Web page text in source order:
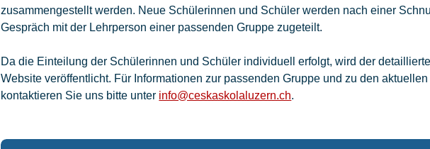
zusammengestellt werden. Neue Schülerinnen und Schüler werden nach einer
Gespräch mit der Lehrperson einer passenden Gruppe zugeteilt.
Da die Einteilung der Schülerinnen und Schüler individuell erfolgt, wird der
Website veröffentlicht. Für Informationen zur passenden Gruppe und zu den
kontaktieren Sie uns bitte unter info@ceskaskolaluzern.ch.